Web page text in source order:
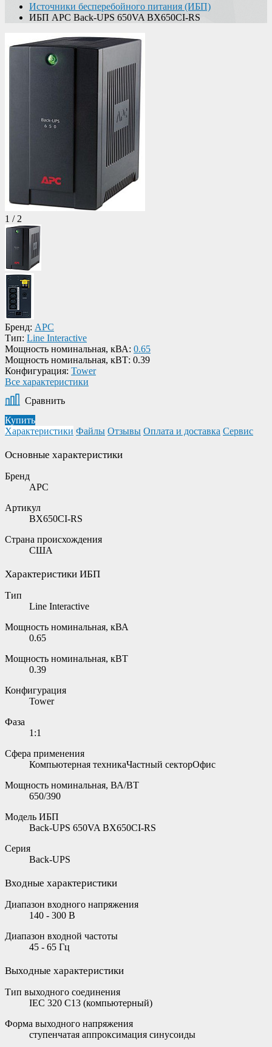
Источники бесперебойного питания (ИБП)
ИБП APC Back-UPS 650VA BX650CI-RS
1 / 2
Бренд: APC
Тип: Line Interactive
Мощность номинальная, кВА: 0.65
Мощность номинальная, кВТ: 0.39
Конфигурация: Tower
Все характеристики
Сравнить
Купить
Характеристики Файлы Отзывы Оплата и доставка Сервис
Основные характеристики
Бренд
APC
Артикул
BX650CI-RS
Страна происхождения
США
Характеристики ИБП
Тип
Line Interactive
Мощность номинальная, кВА
0.65
Мощность номинальная, кВТ
0.39
Конфигурация
Tower
Фаза
1:1
Сфера применения
Компьютерная техникаЧастный секторОфис
Мощность номинальная, ВА/ВТ
650/390
Модель ИБП
Back-UPS 650VA BX650CI-RS
Серия
Back-UPS
Входные характеристики
Диапазон входного напряжения
140 - 300 В
Диапазон входной частоты
45 - 65 Гц
Выходные характеристики
Тип выходного соединения
IEC 320 C13 (компьютерный)
Форма выходного напряжения
ступенчатая аппроксимация синусоиды